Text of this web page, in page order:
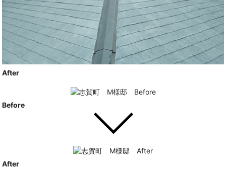
After
Before
After